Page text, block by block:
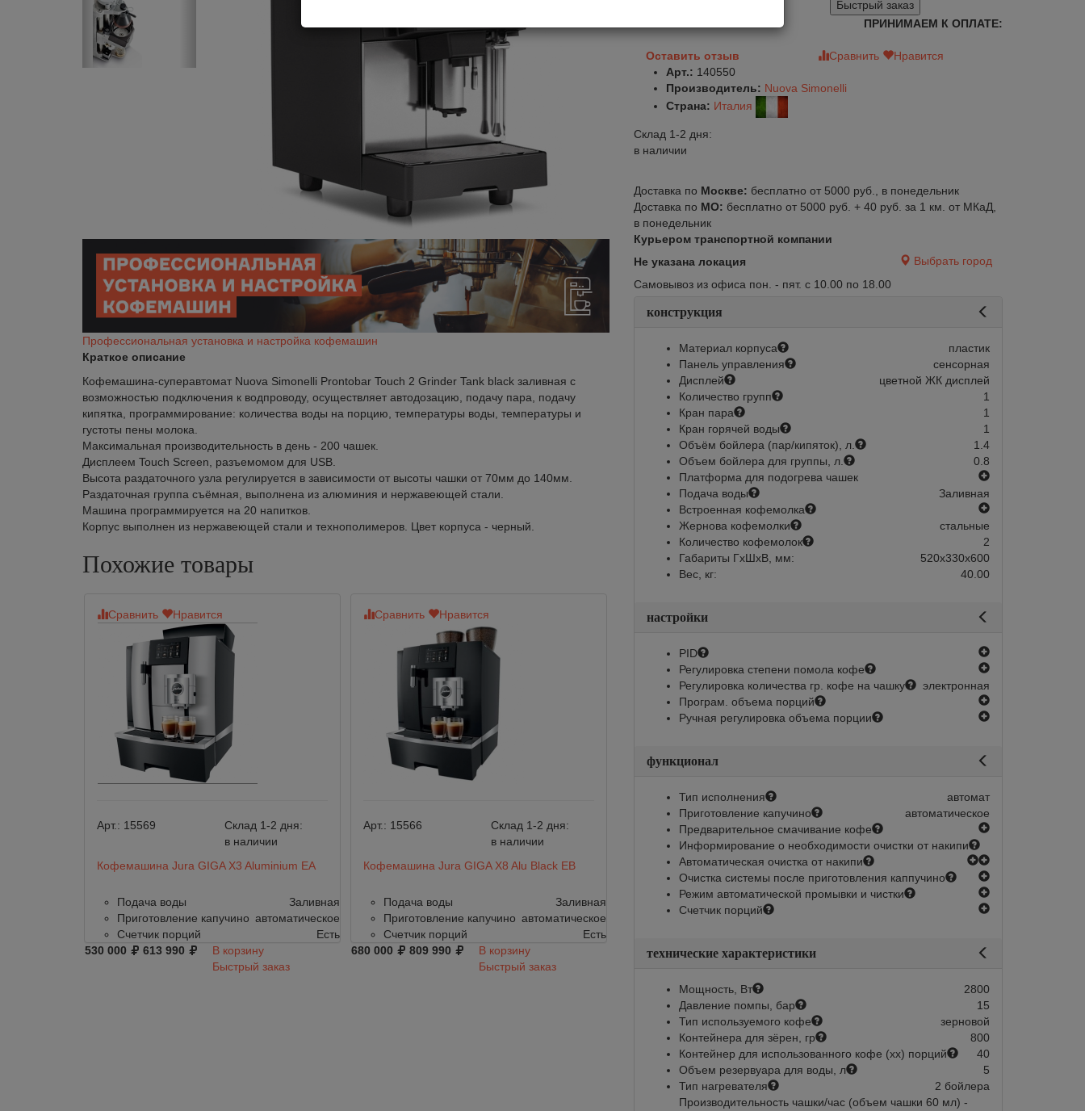
Профессиональная установка и настройка кофемашин
Краткое описание
Кофемашина-суперавтомат Nuova Simonelli Prontobar Touch 2 Grinder Tank black заливная с
возможностью подключения к водпроводу, осуществляет автодозацию, подачу пара, подачу
кипятка, программирование: количества воды на порцию, температуры воды, температуры и
густоты пены молока.
Максимальная производительность в день - 200 чашек.
Дисплеем Touch Screen, разъемомом для USB.
Высота раздаточного узла регулируется в зависимости от высоты чашки от 70мм до 140мм.
Раздаточная группа съёмная, выполнена из алюминия и нержавеющей стали.
Машина программируется на 20 напитков.
Корпус выполнен из нержавеющей стали и технополимеров. Цвет корпуса - черный.
Похожие товары
Сравнить Нравится
Арт.: 15569
Склад 1-2 дня:
в наличии
Кофемашина Jura GIGA X3 Aluminium EA
Подача воды
Заливная
Приготовление капучино автоматическое
Счетчик порций
Есть
530 000
613 990
В корзину
Быстрый заказ
Сравнить Нравится
Арт.: 15566
Склад 1-2 дня:
в наличии
Кофемашина Jura GIGA X8 Alu Black EВ
Подача воды
Заливная
Приготовление капучино автоматическое
Счетчик порций
Есть
680 000
809 990
В корзину
Быстрый заказ
Быстрый заказ
ПРИНИМАЕМ К ОПЛАТЕ:
Оставить отзыв Сравнить
Нравится
Арт.: 140550
Производитель: Nuova Simonelli
Страна: Италия
Склад 1-2 дня:
в наличии
Доставка по Москве: бесплатно от 5000 руб., в понедельник
Доставка по МО: бесплатно от 5000 руб. + 40 руб. за 1 км. от МКаД,
в понедельник
Курьером транспортной компании
Не указана локация
Выбрать город
Самовывоз из офиса пон. - пят. с 10.00 по 18.00
конструкция
Материал корпуса
пластик
Панель управления
сенсорная
Дисплей
цветной ЖК дисплей
Количество групп
1
Кран пара
1
Кран горячей воды
1
Объём бойлера (пар/кипяток), л.
1.4
Объем бойлера для группы, л.
0.8
Платформа для подогрева чашек
есть
Подача воды
Заливная
Встроенная кофемолка
есть
Жернова кофемолки
стальные
Количество кофемолок
2
Габариты ГхШхВ, мм:
520х330х600
Вес, кг:
40.00
настройки
PID
есть
Регулировка степени помола кофе
есть
Регулировка количества гр. кофе на чашку
электронная
Програм. объема порций
есть
Ручная регулировка объема порции
есть
функционал
Тип исполнения
автомат
Приготовление капучино
автоматическое
Предварительное смачивание кофе
есть
Информирование о необходимости очистки от накипи
есть
Автоматическая очистка от накипи
есть
Очистка системы после приготовления каппучино
есть
Режим автоматической промывки и чистки
есть
Счетчик порций
есть
технические характеристики
Мощность, Вт
2800
Давление помпы, бар
15
Тип используемого кофе
зерновой
Контейнера для зёрен, гр
800
Контейнер для использованного кофе (хх) порций
40
Объем резервуара для воды, л
5
Тип нагревателя
2 бойлера
Производительность чашки/час (объем чашки 60 мл) -